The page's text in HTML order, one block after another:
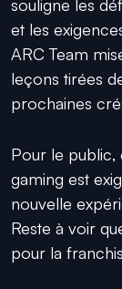
souligne les
et les
ARC Team
leçons tirées
prochaines
Pour le public,
gaming est
nouvelle
Reste à voir
pour la